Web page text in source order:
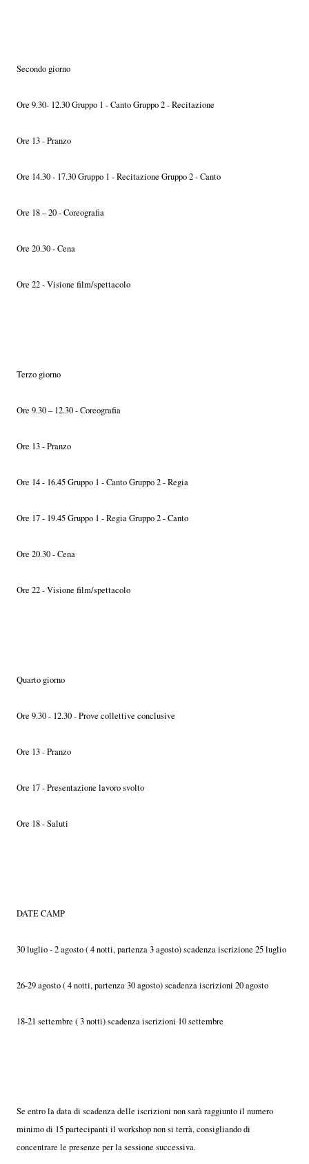
Secondo giorno
Ore 9.30- 12.30 Gruppo 1 - Canto Gruppo 2 - Recitazione
Ore 13 - Pranzo
Ore 14.30 - 17.30 Gruppo 1 - Recitazione Gruppo 2 - Canto
Ore 18 – 20 - Coreografia
Ore 20.30 - Cena
Ore 22 - Visione film/spettacolo
Terzo giorno
Ore 9.30 – 12.30 - Coreografia
Ore 13 - Pranzo
Ore 14 - 16.45 Gruppo 1 - Canto Gruppo 2 - Regia
Ore 17 - 19.45 Gruppo 1 - Regia Gruppo 2 - Canto
Ore 20.30 - Cena
Ore 22 - Visione film/spettacolo
Quarto giorno
Ore 9.30 - 12.30 - Prove collettive conclusive
Ore 13 - Pranzo
Ore 17 - Presentazione lavoro svolto
Ore 18 - Saluti
DATE CAMP
30 luglio - 2 agosto ( 4 notti, partenza 3 agosto) scadenza iscrizione 25 luglio
26-29 agosto ( 4 notti, partenza 30 agosto) scadenza iscrizioni 20 agosto
18-21 settembre ( 3 notti) scadenza iscrizioni 10 settembre
Se entro la data di scadenza delle iscrizioni non sarà raggiunto il numero
minimo di 15 partecipanti il workshop non si terrà, consigliando di
concentrare le presenze per la sessione successiva.